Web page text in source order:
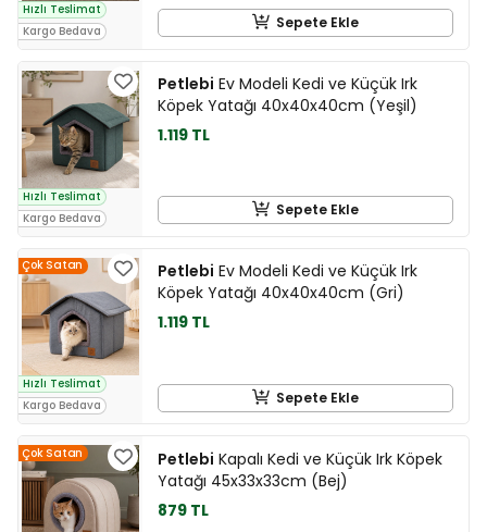
Hızlı Teslimat
Kargo Bedava
Sepete Ekle
Hızlı Teslimat
Kargo Bedava
Petlebi Ev Modeli Kedi ve Küçük Irk
Köpek Yatağı 40x40x40cm (Yeşil)
1.119 TL
Sepete Ekle
Çok Satan
Hızlı Teslimat
Kargo Bedava
Petlebi Ev Modeli Kedi ve Küçük Irk
Köpek Yatağı 40x40x40cm (Gri)
1.119 TL
Sepete Ekle
Çok Satan Petlebi Kapalı Kedi ve Küçük Irk Köpek
Yatağı 45x33x33cm (Bej)
879 TL